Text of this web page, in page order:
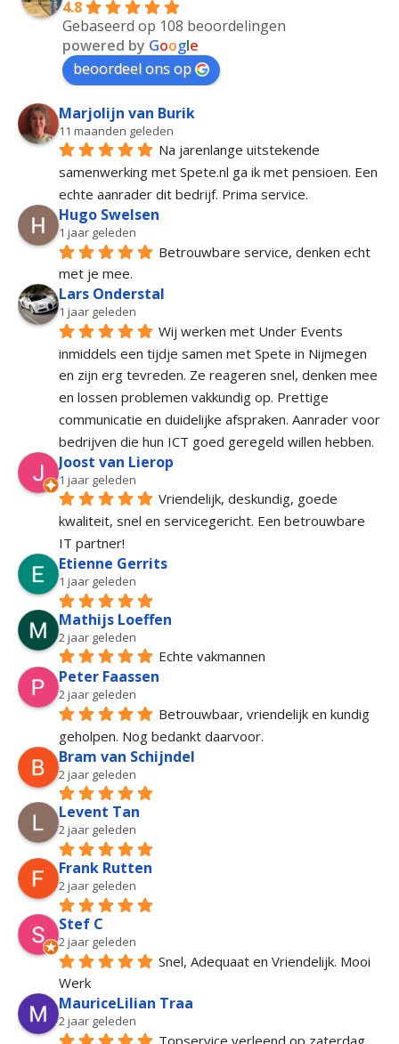
4.8
Gebaseerd op 108 beoordelingen
powered by Google
beoordeel ons op
Marjolijn van Burik
11 maanden geleden
Na jarenlange uitstekende
samenwerking met Spete.nl ga ik met pensioen. Een
echte aanrader dit bedrijf. Prima service.
Hugo Swelsen
1 jaar geleden
Betrouwbare service, denken echt
met je mee.
Lars Onderstal
1 jaar geleden
Wij werken met Under Events
inmiddels een tijdje samen met Spete in Nijmegen
en zijn erg tevreden. Ze reageren snel, denken mee
en lossen problemen vakkundig op. Prettige
communicatie en duidelijke afspraken. Aanrader voor
bedrijven die hun ICT goed geregeld willen hebben.
Joost van Lierop
1 jaar geleden
Vriendelijk, deskundig, goede
kwaliteit, snel en servicegericht. Een betrouwbare
IT partner!
Etienne Gerrits
1 jaar geleden
Mathijs Loeffen
2 jaar geleden
Echte vakmannen
Peter Faassen
2 jaar geleden
Betrouwbaar, vriendelijk en kundig
geholpen. Nog bedankt daarvoor.
Bram van Schijndel
2 jaar geleden
Levent Tan
2 jaar geleden
Frank Rutten
2 jaar geleden
Stef C
2 jaar geleden
Snel, Adequaat en Vriendelijk. Mooi
Werk
MauriceLilian Traa
2 jaar geleden
Topservice verleend op zaterdag